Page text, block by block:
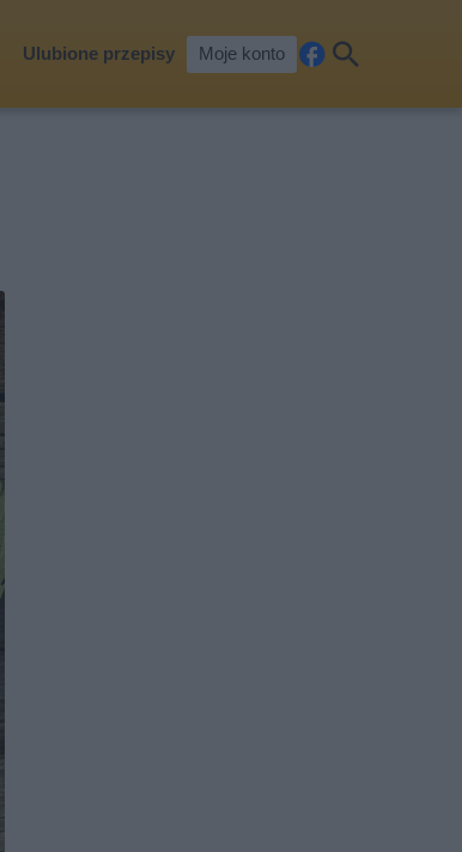
Ulubione przepisy Moje konto
cebkaj